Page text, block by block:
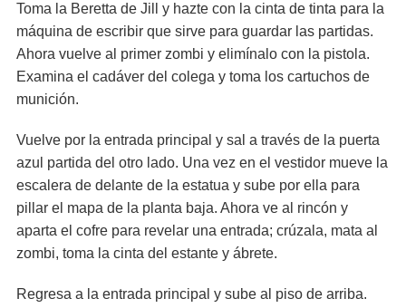
Toma la Beretta de Jill y hazte con la cinta de tinta para la
máquina de escribir que sirve para guardar las partidas.
Ahora vuelve al primer zombi y elimínalo con la pistola.
Examina el cadáver del colega y toma los cartuchos de
munición.
Vuelve por la entrada principal y sal a través de la puerta
azul partida del otro lado. Una vez en el vestidor mueve la
escalera de delante de la estatua y sube por ella para
pillar el mapa de la planta baja. Ahora ve al rincón y
aparta el cofre para revelar una entrada; crúzala, mata al
zombi, toma la cinta del estante y ábrete.
Regresa a la entrada principal y sube al piso de arriba.